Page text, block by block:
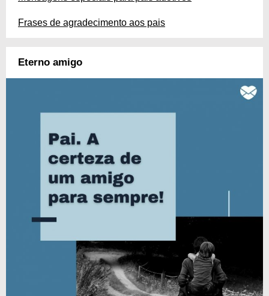
Frases de agradecimento aos pais
Eterno amigo